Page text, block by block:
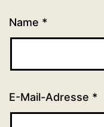
Name *
E-Mail-Adresse *